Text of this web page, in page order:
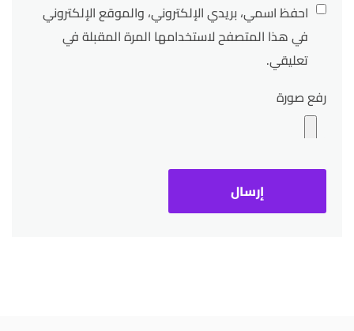
احفظ اسمي، بريدي الإلكتروني، والموقع الإلكتروني
في هذا المتصفح لاستخدامها المرة المقبلة في
تعليقي.
رفع صورة